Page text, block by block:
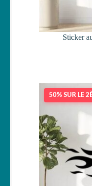
Sticker
50% SUR LE